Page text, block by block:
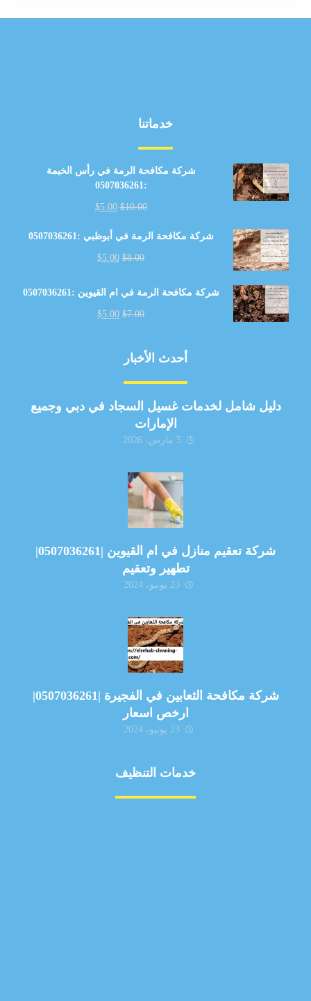
خدماتنا
شركة مكافحة الرمة في رأس الخيمة
:0507036261
$10.00
$5.00
شركة مكافحة الرمة في أبوظبي :0507036261
$8.00
$5.00
شركة مكافحة الرمة في ام القيوين :0507036261
$7.00
$5.00
أحدث الأخبار
دليل شامل لخدمات غسيل السجاد في دبي وجميع
الإمارات
5 مارس، 2026
شركة تعقيم منازل في ام القيوين |0507036261|
تطهير وتعقيم
23 يونيو، 2024
شركة مكافحة الثعابين في الفجيرة |0507036261|
ارخص اسعار
23 يونيو، 2024
خدمات التنظيف